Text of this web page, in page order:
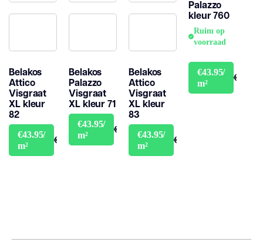
Belakos
Attico
Visgraat
XL kleur
82
€43.95/
m²
€48.95
Belakos
Palazzo
Visgraat
XL kleur 71
€43.95/
m²
€48.95
Belakos
Attico
Visgraat
XL kleur
83
€43.95/
m²
€48.95
Palazzo
kleur 760
Ruim op
voorraad
€43.95/
m²
€48.95